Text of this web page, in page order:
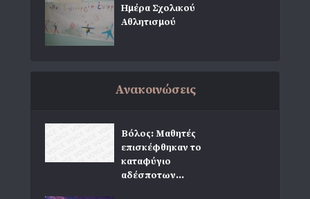
Ημέρα Σχολικού
Αθλητισμού
Ανακοινώσεις
Βόλος: Μαθητές
επισκέφθηκαν το
καταφύγιο
αδέσποτων...